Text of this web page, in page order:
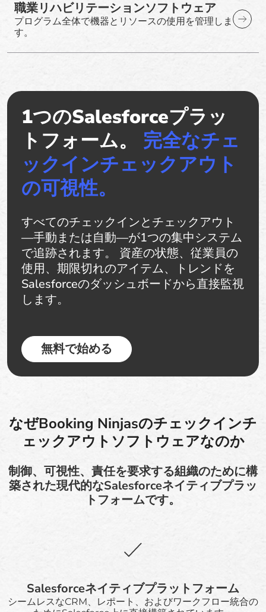
職業リハビリテーションソフトウェア
プログラム全体で機器とリソースの使用を管理しま
す。
1つのSalesforceプラッ
トフォーム。 完全なチェ
ックインチェックアウト
の可視性。
すべてのチェックインとチェックアウト
—手動または自動—が1つの集中システム
で追跡されます。 資産の状態、従業員の
使用、期限切れのアイテム、トレンドを
Salesforceのダッシュボードから直接監視
します。
無料で始める
なぜBooking Ninjasのチェックインチ
ェックアウトソフトウェアなのか
制御、可視性、責任を要求する組織のために構
築された現代的なSalesforceネイティブプラッ
トフォームです。
Salesforceネイティブプラットフォーム
シームレスなCRM、レポート、およびワークフロー統合の